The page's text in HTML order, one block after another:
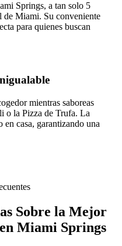
Springs, a tan solo 5
de Miami. Su conveniente
para quienes buscan
mientras saboreas
o la Pizza de Trufa. La
en casa, garantizando una
Sobre la Mejor
Miami Springs